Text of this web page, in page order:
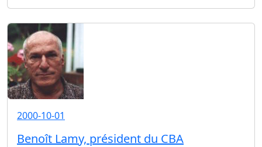
2000-10-01
Benoît Lamy, président du CBA